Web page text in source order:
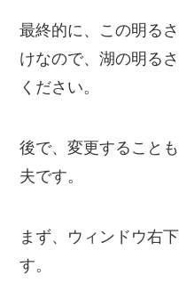
最終的に、この明る
けなので、湖の明る
ください。
後で、変更すること
夫です。
まず、ウィンドウ右
す。